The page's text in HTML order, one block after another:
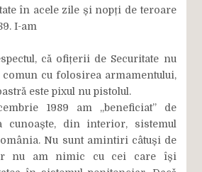
în acele zile și nopți de teroare
I-am
că ofițerii de Securitate nu
cu folosirea armamentului,
este pixul nu pistolul.
1989 am „beneficiat” de
cunoaște, din interior, sistemul
Nu sunt amintiri câtuși de
nu am nimic cu cei care își